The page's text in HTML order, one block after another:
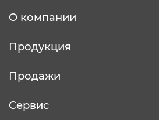
О компании
Продукция
Продажи
Сервис